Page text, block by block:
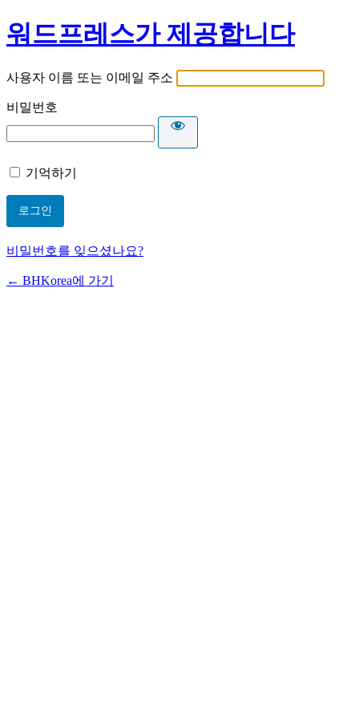
워드프레스가 제공합니다
사용자 이름 또는 이메일 주소
비밀번호
기억하기
비밀번호를 잊으셨나요?
← BHKorea에 가기